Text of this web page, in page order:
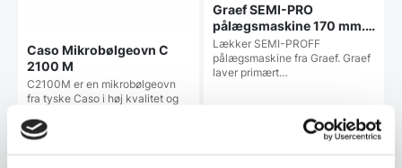
Caso Mikrobølgeovn C
2100 M
C2100M er en mikrobølgeovn
fra tyske Caso i høj kvalitet og
Graef SEMI-PRO
pålægsmaskine 170 mm. –
med glat OG rillet klinge
Lækker SEMI-PROFF
pålægsmaskine fra Graef. Graef
laver primært…